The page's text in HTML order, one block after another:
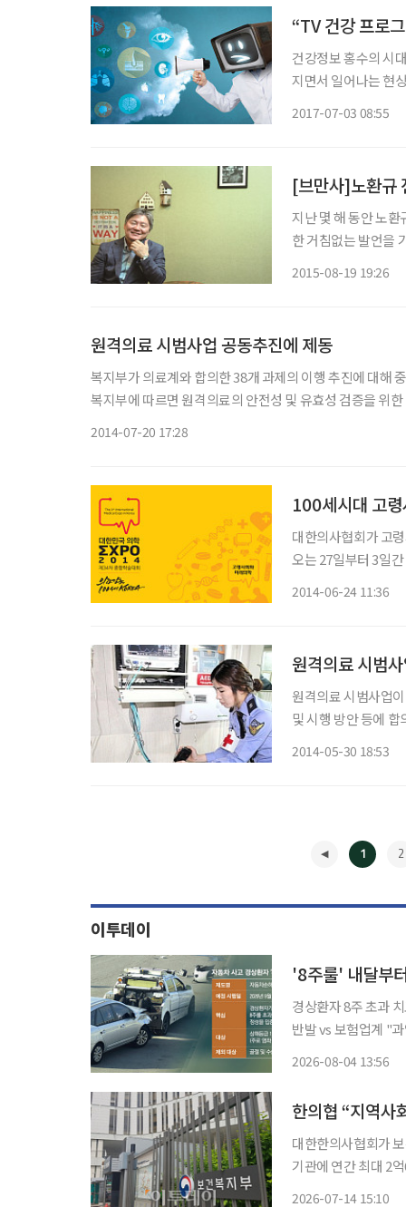
“TV 건강 프로
건강정보 홍수의 시
지면서 일어나는 현
2017-07-03 08:55
[브만사]노환규
지난 몇 해 동안 노
한 거침없는 발언을
2015-08-19 19:26
원격의료 시범사업 공동추진에 제동
복지부가 의료계와 합의한 38개 과제의 이행 추진에 대해 중단
복지부에 따르면 원격의료의 안전성 및 유효성 검증을 위
2014-07-20 17:28
대한의사협회가 고
오는 27일부터 3일
2014-06-24 11:36
원격의료 시범
원격의료 시범사업이 6월부터 본격 시행
및 시행 방안 등에
2014-05-30 18:53
1 2
이투데이
'8주룰' 내달부
경상환자 8주 초과
반발 vs 보험업계 "과잉진료 차단" 자동차보험 경상 환
2026-08-04 13:56
한의협 “지역사
대한한의사협회가
기관에 연간 최대 2
2026-07-14 15:10